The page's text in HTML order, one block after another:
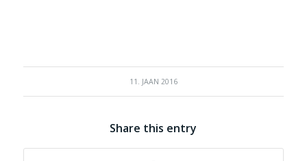
11. JAAN 2016
Share this entry